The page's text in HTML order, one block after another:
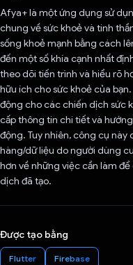
Afya+ là một ứng dụng sử
chung về sức khoẻ và tinh
sống khoẻ mạnh bằng cách
đến một số khía cạnh nhất
theo dõi tiến trình và hiểu rõ
hữu ích cho sức khoẻ của
động cho các chiến dịch sức
cấp thông tin chi tiết và
động. Tuy nhiên, công cụ
hàng/dữ liệu do người dùng
hơn về những việc cần làm
dịch đã tạo.
Được tạo bằng
Flutter Firebase